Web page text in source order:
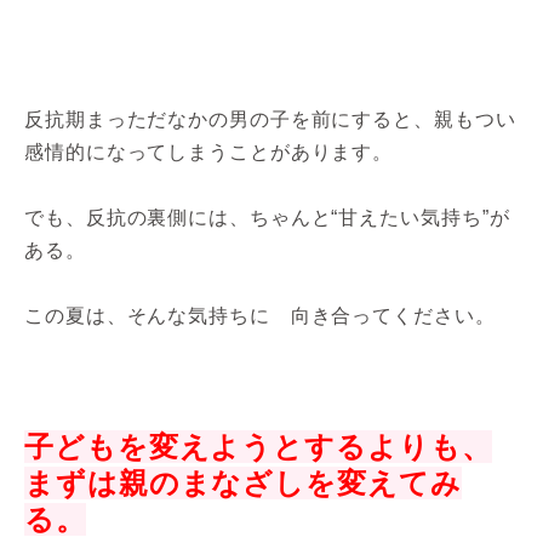
反抗期まっただなかの男の子を前にすると、親もつい
感情的になってしまうことがあります。
でも、反抗の裏側には、ちゃんと“甘えたい気持ち”が
ある。
この夏は、そんな気持ちに 向き合ってください。
子どもを変えようとするよりも、
まずは親のまなざしを変えてみ
る。